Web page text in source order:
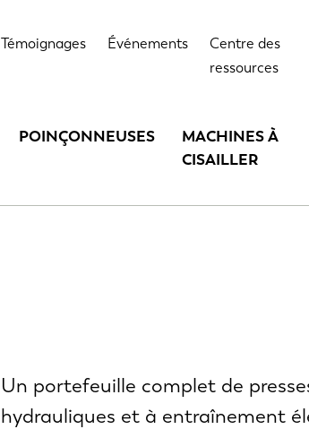
Témoignages Événements
Centre des
ressources
POINÇONNEUSES
MACHINES À
CISAILLER
Un portefeuille complet de
hydrauliques et à entraînement